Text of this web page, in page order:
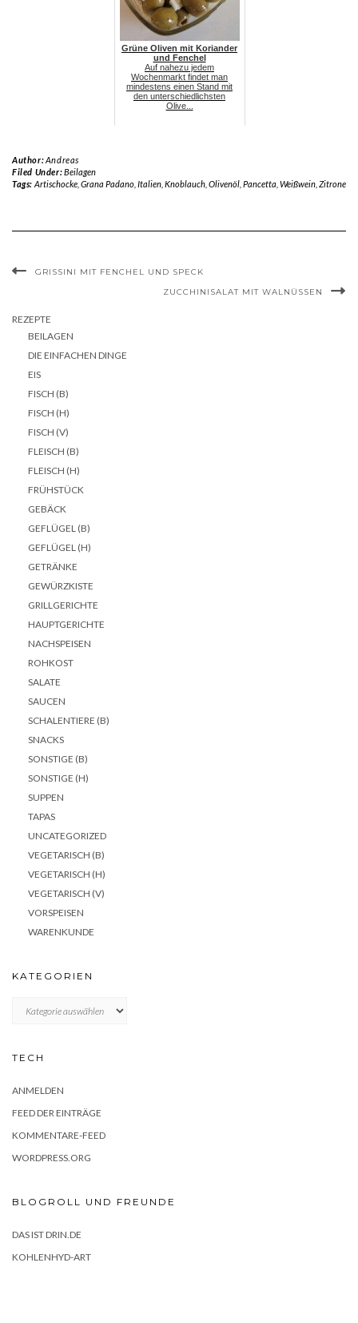
Grüne Oliven mit Koriander
und Fenchel
Auf nahezu jedem
Wochenmarkt findet man
mindestens einen Stand mit
den unterschiedlichsten
Olive...
Author:Andreas
Filed Under:Beilagen
Tags: Artischocke, Grana Padano, Italien, Knoblauch, Olivenöl, Pancetta Weißwein, Zitrone
GRISSINI MIT FENCHEL UND SPECK
ZUCCHINISALAT MIT WALNÜSSEN
REZEPTE
BEILAGEN
DIE EINFACHEN DINGE
EIS
FISCH (B)
FISCH (H)
FISCH (V)
FLEISCH (B)
FLEISCH (H)
FRÜHSTÜCK
GEBÄCK
GEFLÜGEL (B)
GEFLÜGEL (H)
GETRÄNKE
GEWÜRZKISTE
GRILLGERICHTE
HAUPTGERICHTE
NACHSPEISEN
ROHKOST
SALATE
SAUCEN
SCHALENTIERE (B)
SNACKS
SONSTIGE (B)
SONSTIGE (H)
SUPPEN
TAPAS
UNCATEGORIZED
VEGETARISCH (B)
VEGETARISCH (H)
VEGETARISCH (V)
VORSPEISEN
WARENKUNDE
KATEGORIEN
TECH
ANMELDEN
FEED DER EINTRÄGE
KOMMENTARE-FEED
WORDPRESS.ORG
BLOGROLL UND FREUNDE
DAS IST DRIN.DE
KOHLENHYD-ART